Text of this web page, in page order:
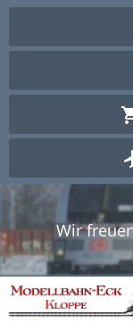
Wir
Wir
Herzlich